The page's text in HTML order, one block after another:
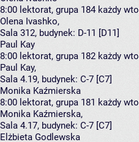
8:00 lektorat, grupa 184 każdy
Olena Ivashko,
Sala 312, budynek: D-11 [D11]
Paul Kay
8:00 lektorat, grupa 182 każdy
Paul Kay,
Sala 4.19, budynek: C-7 [C7]
Monika Kaźmierska
8:00 lektorat, grupa 181 każdy
Monika Kaźmierska,
Sala 4.17, budynek: C-7 [C7]
Elżbieta Godlewska